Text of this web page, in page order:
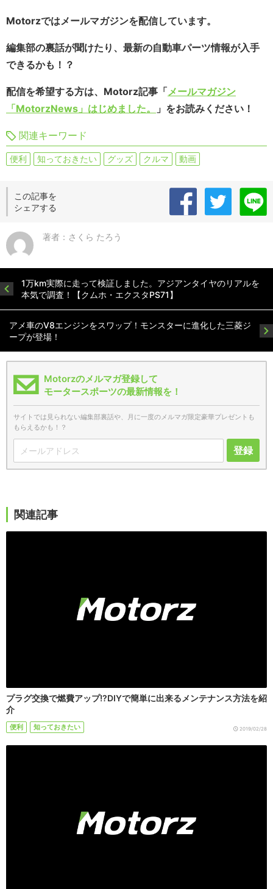
Motorzではメールマガジンを配信しています。
編集部の裏話が聞けたり、最新の自動車パーツ情報が入手
できるかも！？
配信を希望する方は、Motorz記事「 メールマガジン
「MotorzNews」はじめました。
」をお読みください！
関連キーワード
便利 知っておきたい グッズ クルマ 動画
この記事を
シェアする
著者：さくら たろう
1万km実際に走って検証しました。アジアンタイヤのリアルを
本気で調査！【クムホ・エクスタPS71】
アメ車のV8エンジンをスワップ！モンスターに進化した三菱ジ
ープが登場！
Motorzのメルマガ登録して
モータースポーツの最新情報を！
サイトでは見られない編集部裏話や、月に一度のメルマガ限定豪華プレゼントも
もらえるかも！？
登録
関連記事
プラグ交換で燃費アップ!?DIYで簡単に出来るメンテナンス方法を紹
介
便利 知っておきたい 2019/02/28